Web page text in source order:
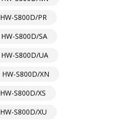
HW-S800D/PR
HW-S800D/SA
HW-S800D/UA
HW-S800D/XN
HW-S800D/XS
HW-S800D/XU